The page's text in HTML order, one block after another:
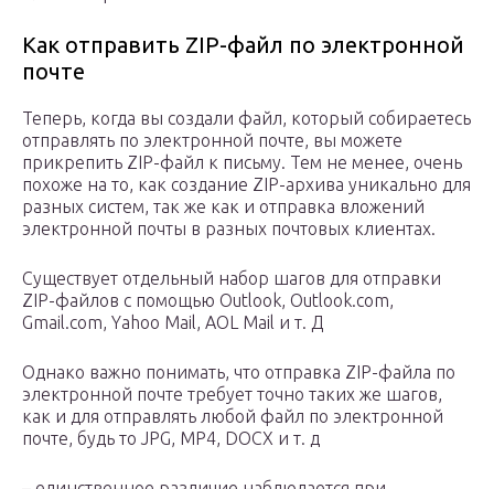
Как отправить ZIP-файл по электронной
почте
Теперь, когда вы создали файл, который собираетесь
отправлять по электронной почте, вы можете
прикрепить ZIP-файл к письму. Тем не менее, очень
похоже на то, как создание ZIP-архива уникально для
разных систем, так же как и отправка вложений
электронной почты в разных почтовых клиентах.
Существует отдельный набор шагов для отправки
ZIP-файлов с помощью Outlook, Outlook.com,
Gmail.com, Yahoo Mail, AOL Mail и т. Д
Однако важно понимать, что отправка ZIP-файла по
электронной почте требует точно таких же шагов,
как и для отправлять любой файл по электронной
почте, будь то JPG, MP4, DOCX и т. д